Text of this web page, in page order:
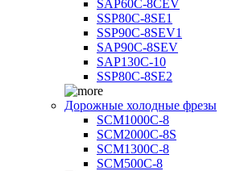
SAP60C-8CEV
SSP80C-8SE1
SSP90C-8SEV1
SAP90C-8SEV
SAP130C-10
SSP80C-8SE2
Дорожные холодные фрезы
SCM1000C-8
SCM2000C-8S
SCM1300C-8
SCM500C-8